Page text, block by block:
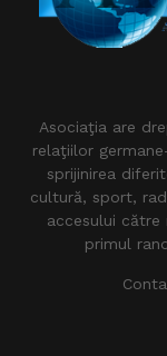
Asociaţia are
relaţiilor
sprijinirea
cultură, sport,
accesului către
primul